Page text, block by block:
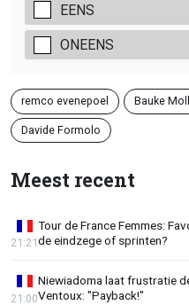
EENS
ONEENS
remco evenepoel Bauke
Davide Formolo
Meest recent
Tour de France Femmes:
de eindzege of sprinten?
21:21
Niewiadoma laat frustratie
Ventoux: "Payback!"
21:00